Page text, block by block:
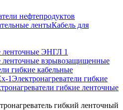
нефтепродуктов
лентыКабель для
ленточные ЭНГЛ 1
ленточные взрывозащищенные
гибкие кабельные
1Электронагреватели гибкие
гибкие ленточные
гибкий ленточный